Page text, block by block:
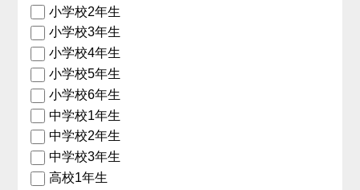
小学校2年生
小学校3年生
小学校4年生
小学校5年生
小学校6年生
中学校1年生
中学校2年生
中学校3年生
高校1年生